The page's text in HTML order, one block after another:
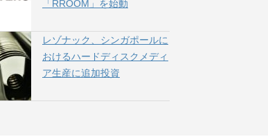
「RROOM」を始動
レゾナック、シンガポールに
おけるハードディスクメディ
ア生産に追加投資